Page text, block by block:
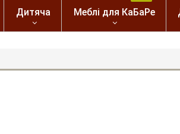
Дитяча Меблі для КаБаРе